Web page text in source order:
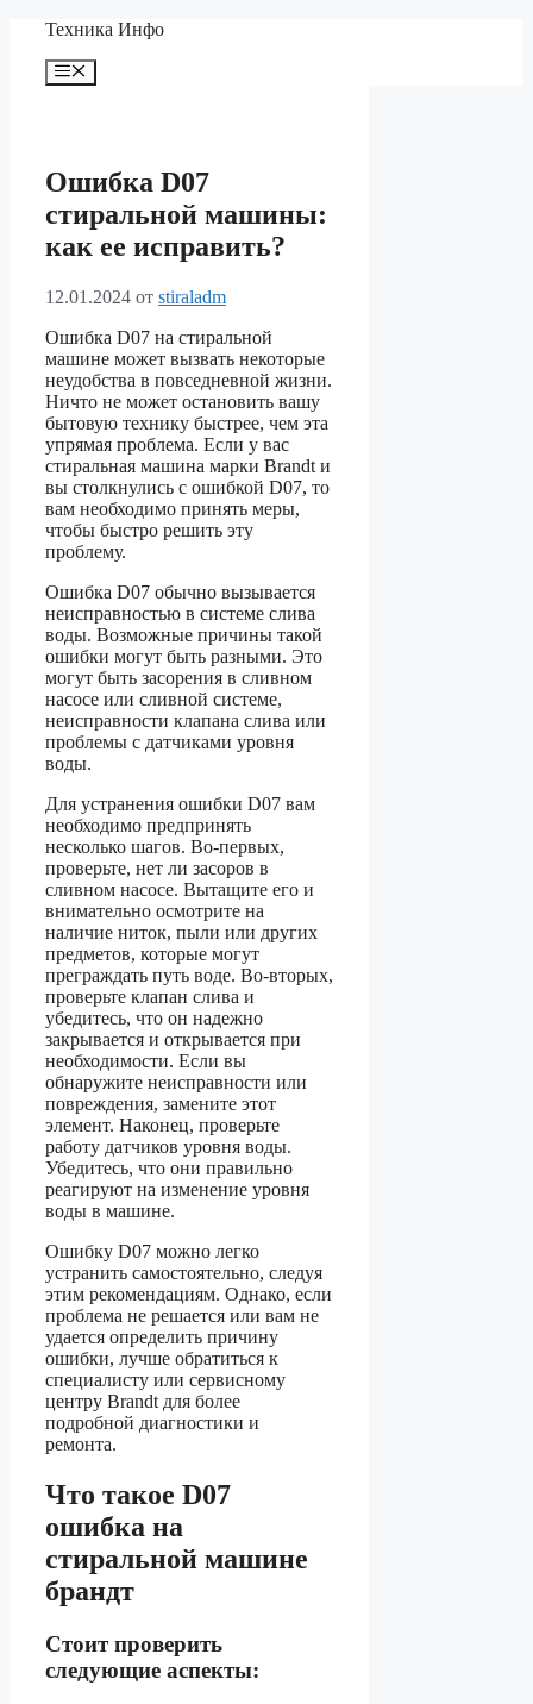
Перейти
содержимому
Техника Инфо
Меню
Ошибка D07
стиральной машины:
как ее исправить?
12.01.2024 от stiraladm
Ошибка D07 на стиральной
машине может вызвать некоторые
неудобства в повседневной жизни.
Ничто не может остановить вашу
бытовую технику быстрее, чем эта
упрямая проблема. Если у вас
стиральная машина марки Brandt и
вы столкнулись с ошибкой D07, то
вам необходимо принять меры,
чтобы быстро решить эту
проблему.
Ошибка D07 обычно вызывается
неисправностью в системе слива
воды. Возможные причины такой
ошибки могут быть разными. Это
могут быть засорения в сливном
насосе или сливной системе,
неисправности клапана слива или
проблемы с датчиками уровня
воды.
Для устранения ошибки D07 вам
необходимо предпринять
несколько шагов. Во-первых,
проверьте, нет ли засоров в
сливном насосе. Вытащите его и
внимательно осмотрите на
наличие ниток, пыли или других
предметов, которые могут
преграждать путь воде. Во-вторых,
проверьте клапан слива и
убедитесь, что он надежно
закрывается и открывается при
необходимости. Если вы
обнаружите неисправности или
повреждения, замените этот
элемент. Наконец, проверьте
работу датчиков уровня воды.
Убедитесь, что они правильно
реагируют на изменение уровня
воды в машине.
Ошибку D07 можно легко
устранить самостоятельно, следуя
этим рекомендациям. Однако, если
проблема не решается или вам не
удается определить причину
ошибки, лучше обратиться к
специалисту или сервисному
центру Brandt для более
подробной диагностики и
ремонта.
Что такое D07
ошибка на
стиральной машине
брандт
Стоит проверить
следующие аспекты: